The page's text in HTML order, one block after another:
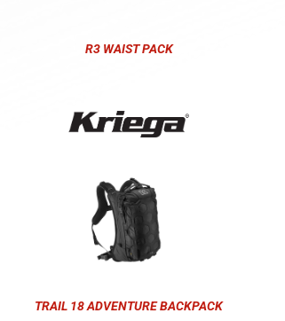
R3 WAIST PACK
TRAIL 18 ADVENTURE BACKPACK